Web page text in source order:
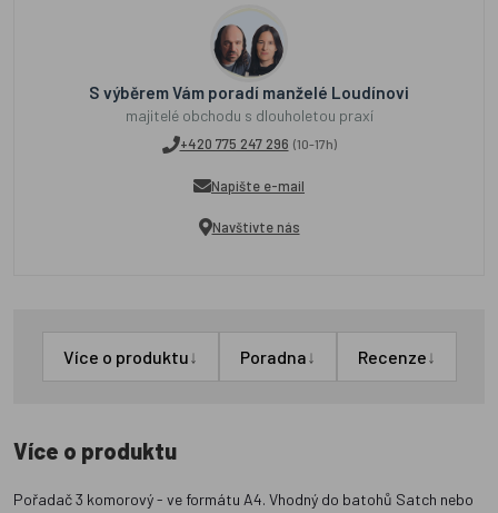
S výběrem Vám poradí manželé Loudínovi
majitelé obchodu s dlouholetou praxí
+420 775 247 296 (10-17h)
Napište e-mail
Navštivte nás
Více o produktu↓ Poradna↓ Recenze↓
Více o produktu
Pořadač 3 komorový - ve formátu A4. Vhodný do batohů Satch nebo